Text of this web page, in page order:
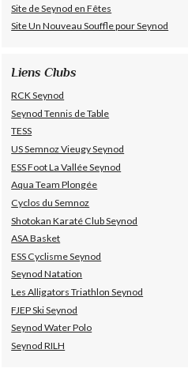
Site de Seynod en Fêtes
Site Un Nouveau Souffle pour Seynod
Liens Clubs
RCK Seynod
Seynod Tennis de Table
TESS
US Semnoz Vieugy Seynod
ESS Foot La Vallée Seynod
Aqua Team Plongée
Cyclos du Semnoz
Shotokan Karaté Club Seynod
ASA Basket
ESS Cyclisme Seynod
Seynod Natation
Les Alligators Triathlon Seynod
FJEP Ski Seynod
Seynod Water Polo
Seynod RILH